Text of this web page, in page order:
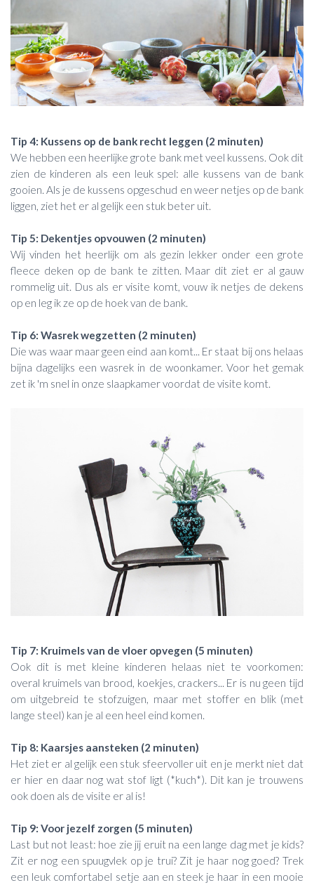
Tip 4: Kussens op de bank recht leggen (2 minuten)
We hebben een heerlijke grote bank met veel kussens. Ook dit
zien de kinderen als een leuk spel: alle kussens van de bank
gooien. Als je de kussens opgeschud en weer netjes op de bank
liggen, ziet het er al gelijk een stuk beter uit.
Tip 5: Dekentjes opvouwen (2 minuten)
Wij vinden het heerlijk om als gezin lekker onder een grote
fleece deken op de bank te zitten. Maar dit ziet er al gauw
rommelig uit. Dus als er visite komt, vouw ik netjes de dekens
op en leg ik ze op de hoek van de bank.
Tip 6: Wasrek wegzetten (2 minuten)
Die was waar maar geen eind aan komt... Er staat bij ons helaas
bijna dagelijks een wasrek in de woonkamer. Voor het gemak
zet ik 'm snel in onze slaapkamer voordat de visite komt.
Tip 7: Kruimels van de vloer opvegen (5 minuten)
Ook dit is met kleine kinderen helaas niet te voorkomen:
overal kruimels van brood, koekjes, crackers... Er is nu geen tijd
om uitgebreid te stofzuigen, maar met stoffer en blik (met
lange steel) kan je al een heel eind komen.
Tip 8: Kaarsjes aansteken (2 minuten)
Het ziet er al gelijk een stuk sfeervoller uit en je merkt niet dat
er hier en daar nog wat stof ligt (*kuch*). Dit kan je trouwens
ook doen als de visite er al is!
Tip 9: Voor jezelf zorgen (5 minuten)
Last but not least: hoe zie jij eruit na een lange dag met je kids?
Zit er nog een spuugvlek op je trui? Zit je haar nog goed? Trek
een leuk comfortabel setje aan en steek je haar in een mooie